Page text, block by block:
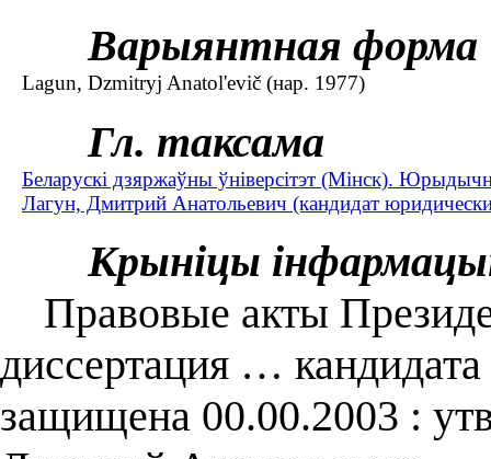
Варыянтная форма
Lagun, Dzmitryj Anatol'evič (нар. 1977)
Гл. таксама
Беларускі дзяржаўны ўніверсітэт (Мінск).
Лагун, Дмитрий Анатольевич (кандидат
Крыніцы
Правовые акты
диссертация …
защищена 00.00.2003 :